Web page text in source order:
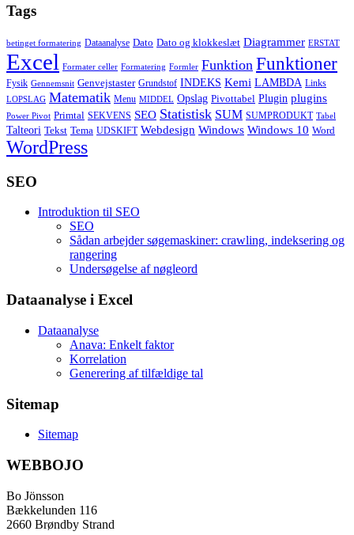
Tags
betinget formatering Dataanalyse Dato Dato og klokkeslæt Diagrammer ERSTAT
Excel Formater celler Formatering Formler Funktion Funktioner
Fysik Gennemsnit Genvejstaster Grundstof INDEKS Kemi LAMBDA Links
LOPSLAG Matematik Menu MIDDEL Opslag Pivottabel Plugin plugins
Power Pivot Primtal SEKVENS SEO Statistisk SUM SUMPRODUKT Tabel
Talteori Tekst Tema UDSKIFT Webdesign Windows Windows 10 Word
WordPress
SEO
Introduktion til SEO
SEO
Sådan arbejder søgemaskiner: crawling, indeksering og
rangering
Undersøgelse af nøgleord
Dataanalyse i Excel
Dataanalyse
Anava: Enkelt faktor
Korrelation
Generering af tilfældige tal
Sitemap
Sitemap
WEBBOJO
Bo Jönsson
Bækkelunden 116
2660 Brøndby Strand